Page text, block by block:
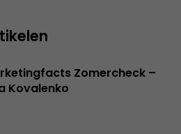
Zomercheck –
Kovalenko